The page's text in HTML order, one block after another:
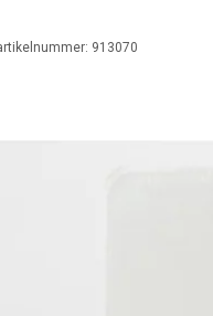
913070